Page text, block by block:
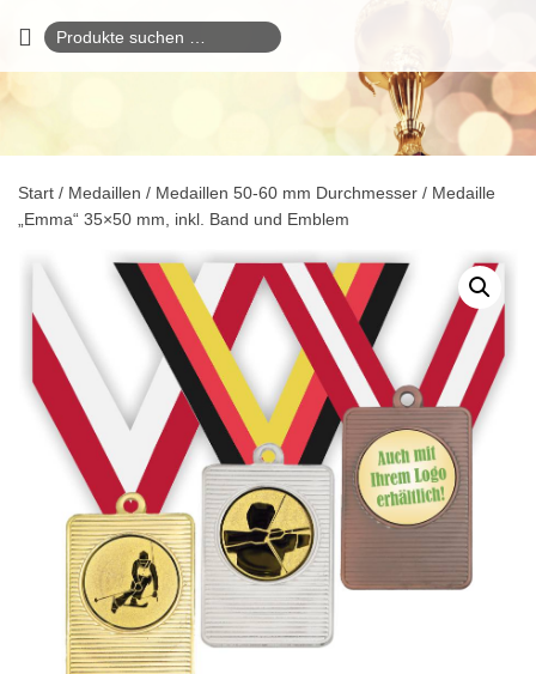
Suchen
nach:
Start / Medaillen / Medaillen 50-60 mm Durchmesser / Medaille
„Emma“ 35×50 mm, inkl. Band und Emblem